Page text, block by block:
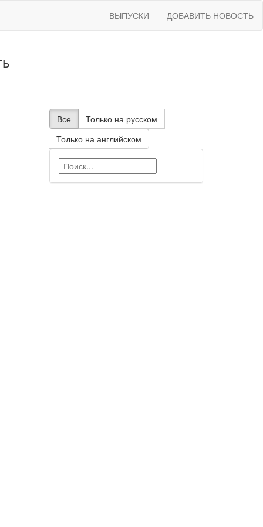
ВЫПУСКИ ДОБАВИТЬ НОВОСТЬ
Все
Только на русском
Только на английском